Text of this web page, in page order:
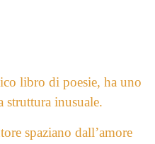
libro di poesie, ha uno
struttura inusuale.
spaziano dall’amore